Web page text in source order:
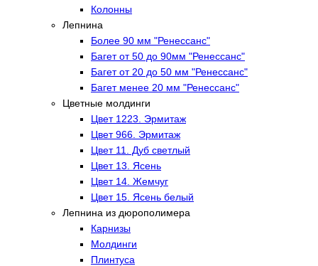
Колонны
Лепнина
Более 90 мм "Ренессанс"
Багет от 50 до 90мм "Ренессанс"
Багет от 20 до 50 мм "Ренессанс"
Багет менее 20 мм "Ренессанс"
Цветные молдинги
Цвет 1223. Эрмитаж
Цвет 966. Эрмитаж
Цвет 11. Дуб светлый
Цвет 13. Ясень
Цвет 14. Жемчуг
Цвет 15. Ясень белый
Лепнина из дюрополимера
Карнизы
Молдинги
Плинтуса